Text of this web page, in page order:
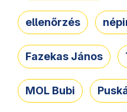
ellenőrzés
Fazekas János
MOL Bubi